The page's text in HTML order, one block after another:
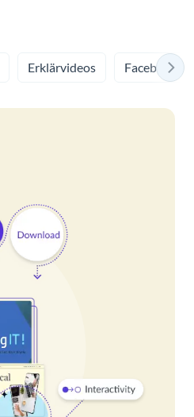
Erklärvideos Facebook-